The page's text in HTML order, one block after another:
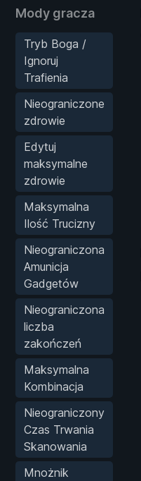
Mody gracza
Tryb Boga /
Ignoruj
Trafienia
Nieograniczone
zdrowie
Edytuj
maksymalne
zdrowie
Maksymalna
Ilość Trucizny
Nieograniczona
Amunicja
Gadgetów
Nieograniczona
liczba
zakończeń
Maksymalna
Kombinacja
Nieograniczony
Czas Trwania
Skanowania
Mnożnik